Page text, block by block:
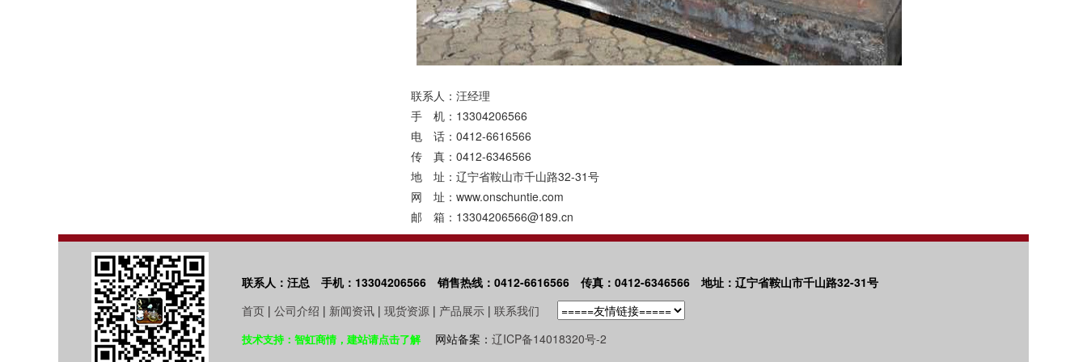
联系人：汪经理
手 机：13304206566
电 话：0412-6616566
传 真：0412-6346566
地 址：辽宁省鞍山市千山路32-31号
网 址：www.onschuntie.com
邮 箱：13304206566@189.cn
联系人：汪总 手机：13304206566 销售热线：0412-6616566 传真：0412-6346566 地址：辽宁省鞍山市千山路32-31号
首页 | 公司介绍 | 新闻资讯 | 现货资源 | 产品展示 | 联系我们
技术支持：智虹商情，建站请点击了解网站备案： 辽ICP备14018320号-2